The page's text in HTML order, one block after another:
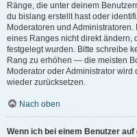
Ränge, die unter deinem
du bislang erstellt hast oder
Moderatoren und
eines Ranges nicht direkt ändern,
festgelegt wurden. Bitte schreibe
Rang zu erhöhen — die meisten
Moderator oder Administrator
wieder zurücksetzen.
Nach oben
Wenn ich bei einem Benutzer